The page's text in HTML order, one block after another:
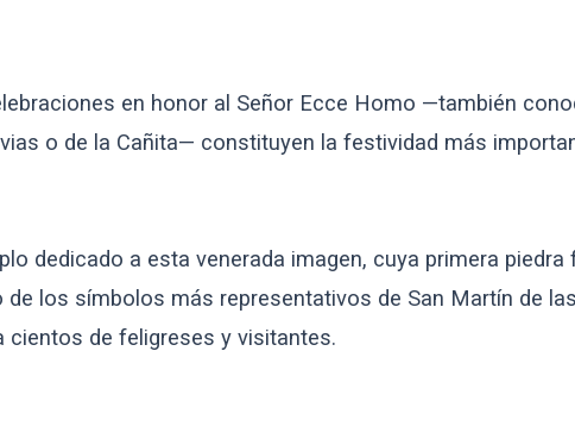
en honor al Señor Ecce Homo —también
o de la Cañita— constituyen la festividad más
dedicado a esta venerada imagen, cuya primera
de los símbolos más representativos de San Martín de
cientos de feligreses y visitantes.